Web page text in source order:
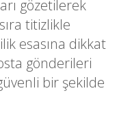
gözetilerek
titizlikle
esasına dikkat
gönderileri
bir şekilde